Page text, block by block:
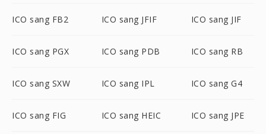
ICO sang FB2 ICO sang JFIF ICO sang JIF
ICO sang PGX ICO sang PDB ICO sang RB
ICO sang SXW ICO sang IPL ICO sang G4
ICO sang FIG ICO sang HEIC ICO sang JPE